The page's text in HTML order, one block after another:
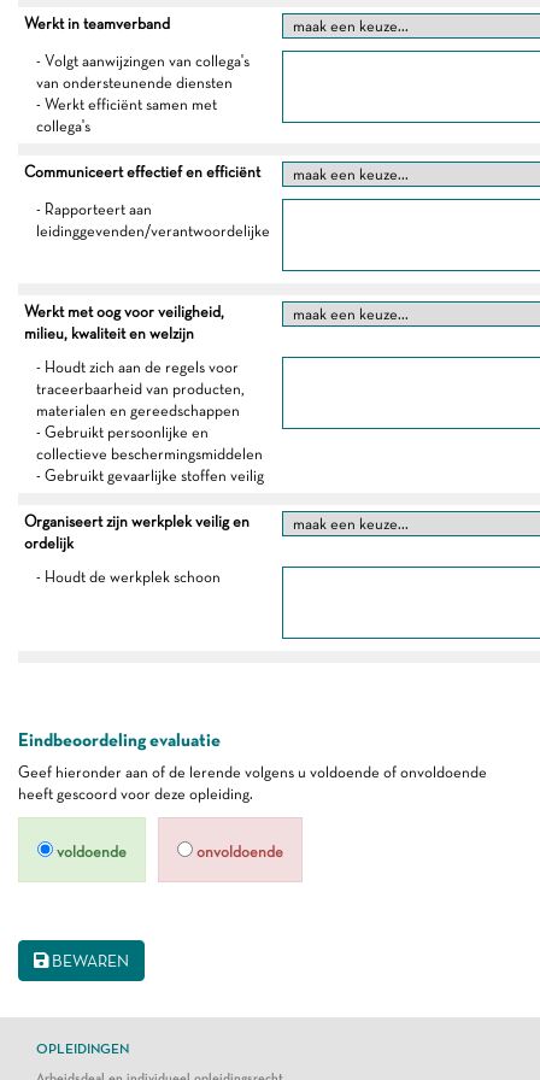
Werkt in teamverband
- Volgt aanwijzingen van collega's
van ondersteunende diensten
- Werkt efficiënt samen met
collega's
Communiceert effectief en efficiënt
- Rapporteert aan
leidinggevenden/verantwoordelijke
Werkt met oog voor veiligheid,
milieu, kwaliteit en welzijn
- Houdt zich aan de regels voor
traceerbaarheid van producten,
materialen en gereedschappen
- Gebruikt persoonlijke en
collectieve beschermingsmiddelen
- Gebruikt gevaarlijke stoffen veilig
Organiseert zijn werkplek veilig en
ordelijk
- Houdt de werkplek schoon
Eindbeoordeling evaluatie
Geef hieronder aan of de lerende volgens u voldoende of onvoldoende
heeft gescoord voor deze opleiding.
voldoende onvoldoende
BEWAREN
OPLEIDINGEN